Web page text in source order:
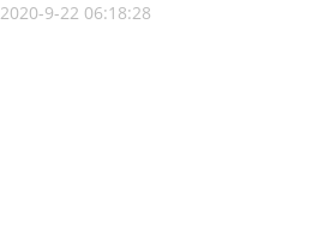
2020-9-22 06:18:28